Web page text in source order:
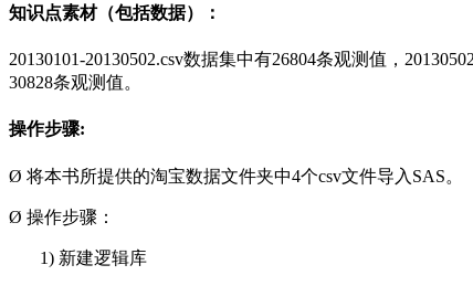
知识点素材（包括数据）：
20130101-20130502.csv数据集中有26804条观测值 ，
30828条观测值。
操作步骤:
Ø 将本书所提供的淘宝数据文件夹中4个csv文件导入SAS。
Ø 操作步骤：
1) 新建逻辑库